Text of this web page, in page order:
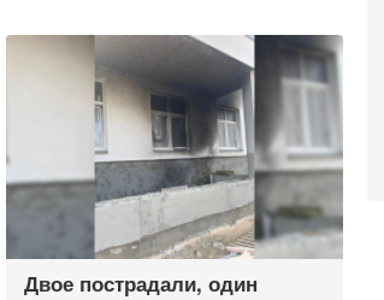
Двое пострадали, один